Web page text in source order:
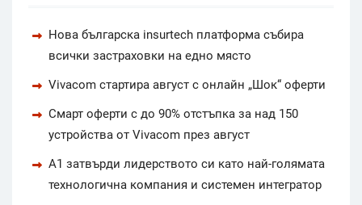
Нова българска insurtech платформа събира
всички застраховки на едно място
Vivacom стартира август с онлайн „Шок“ оферти
Смарт оферти с до 90% отстъпка за над 150
устройства от Vivacom през август
А1 затвърди лидерството си като най-голямата
технологична компания и системен интегратор